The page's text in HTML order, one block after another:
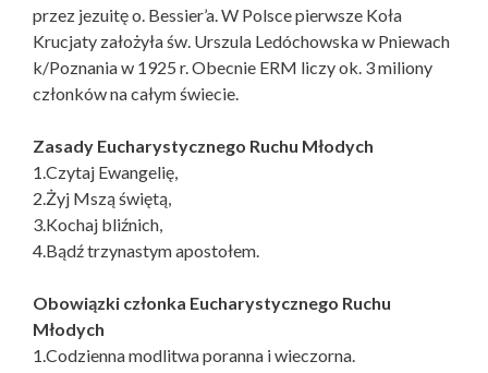
przez jezuitę o. Bessier’a. W Polsce pierwsze Koła
Krucjaty założyła św. Urszula Ledóchowska w Pniewach
k/Poznania w 1925 r. Obecnie ERM liczy ok. 3 miliony
członków na całym świecie.
Zasady Eucharystycznego Ruchu Młodych
1.Czytaj Ewangelię,
2.Żyj Mszą świętą,
3.Kochaj bliźnich,
4.Bądź trzynastym apostołem.
Obowiązki członka Eucharystycznego Ruchu
Młodych
1.Codzienna modlitwa poranna i wieczorna.